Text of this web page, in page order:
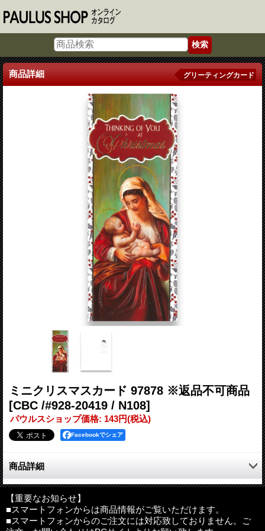
商品詳細 グリーティングカード
ミニクリスマスカード 97878 ※返品不可商品
[CBC /#928-20419 / N108]
パウルスショップ価格: 143円(税込)
Facebookでシェア
商品詳細
長方形のミニクリスマスカードです。
サイズ：約190mm×75mm（二つ折りの状態）
その他：封筒付き(白色）
【重要なお知らせ】
■スマートフォンからは商品情報がご覧いただけます。
■スマートフォンからのご注文には対応致しておりません。ご